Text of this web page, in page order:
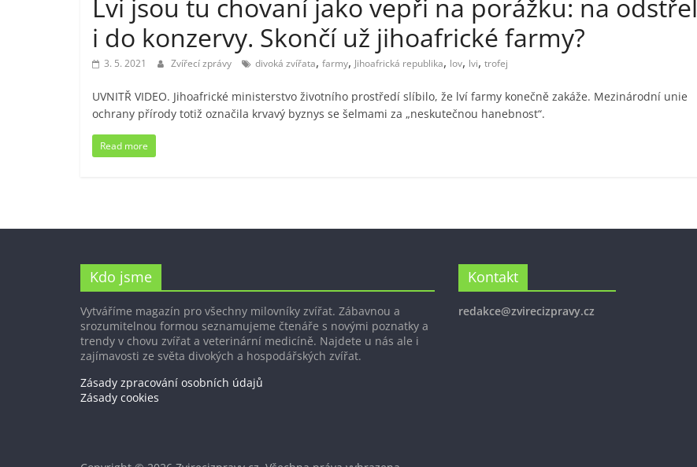
Lvi jsou tu chovaní jako vepři na porážku: na odstřel
i do konzervy. Skončí už jihoafrické farmy?
3. 5. 2021 Zvířecí zprávy divoká zvířata, farmy, Jihoafrická republika, lov, lvi, trofej
UVNITŘ VIDEO. Jihoafrické ministerstvo životního prostředí slíbilo, že lví farmy konečně zakáže. Mezinárodní unie
ochrany přírody totiž označila krvavý byznys se šelmami za „neskutečnou hanebnost“.
Read more
Kdo jsme
Vytváříme magazín pro všechny milovníky zvířat. Zábavnou a
srozumitelnou formou seznamujeme čtenáře s novými poznatky a
trendy v chovu zvířat a veterinární medicíně. Najdete u nás ale i
zajímavosti ze světa divokých a hospodářských zvířat.
Zásady zpracování osobních údajů
Zásady cookies
Kontakt
redakce@zvirecizpravy.cz